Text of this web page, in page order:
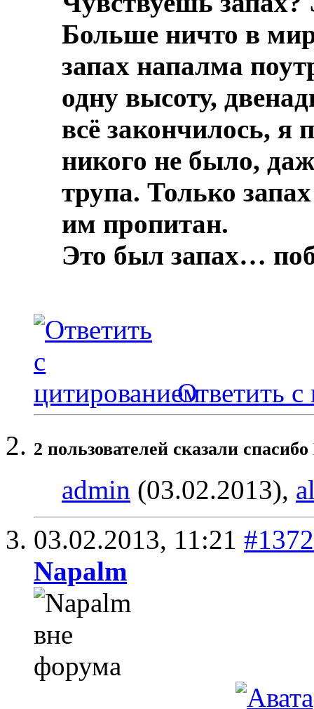
Больше ничто в
запах напалма
одну высоту,
всё закончилось, я
никого не было,
трупа. Только
им пропитан.
Это был запах…
Ответить с
2 пользователей сказали
admin (03.02.2013),
03.02.2013, 11:21 #1372
Napalm